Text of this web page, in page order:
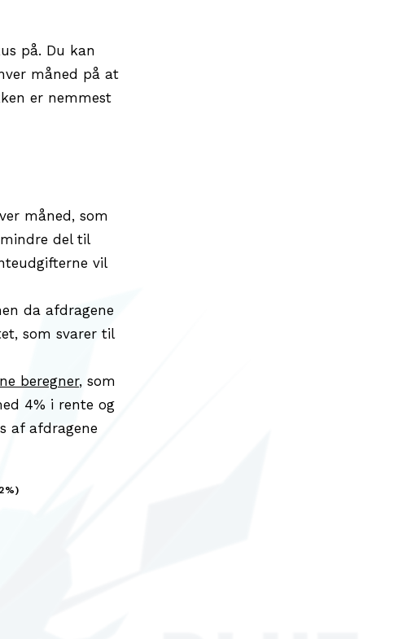
på. Du kan
måned på at
er nemmest
måned, som
del til
vil
da afdragene
som svarer til
beregner, som
4% i rente og
af afdragene